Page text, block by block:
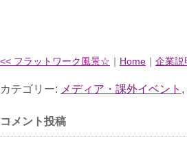
<< フラットワーク風景☆ ｜ Home ｜ 企業説
カテゴリー: メディア・課外イベント ,
コメント投稿